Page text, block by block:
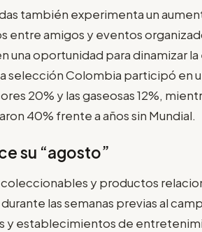
también experimenta un
entre amigos y eventos
una oportunidad para dinamizar
selección Colombia participó en
20% y las gaseosas 12%,
40% frente a años sin Mundial.
su “agosto”
y productos
las semanas previas al
y establecimientos de